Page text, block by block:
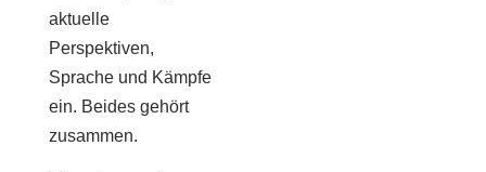
aktuelle
Perspektiven,
Sprache und Kämpfe
ein. Beides gehört
zusammen.